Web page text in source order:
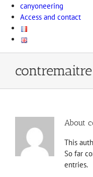
canyoneering
Access and contact
contremaitre
About
This
So far
entries.